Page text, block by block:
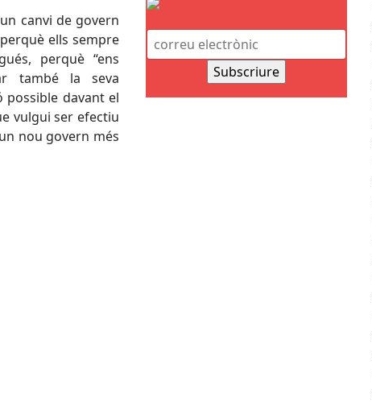
canvi de govern
ells sempre
perquè “ens
també la seva
possible davant el
vulgui ser efectiu
nou govern més